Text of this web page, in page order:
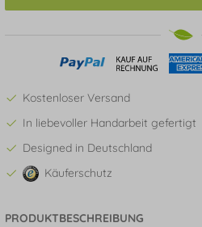
Kostenloser Versand
In liebevoller Handarbeit gefertigt
Designed in Deutschland
Käuferschutz
PRODUKTBESCHREIBUNG